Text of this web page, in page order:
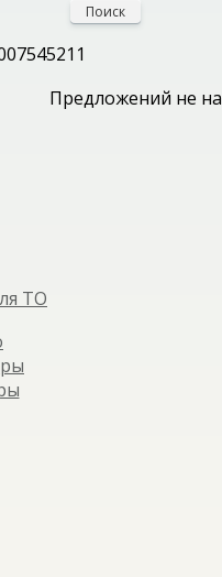
Поиск
Предложений не
ТО